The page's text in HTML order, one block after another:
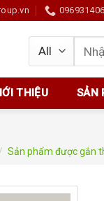
Tìm
kiếm:
THIỆU SẢN
/ Sản phẩm được gắn